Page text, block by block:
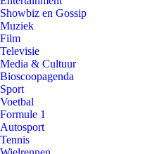
Showbiz en Gossip
Muziek
Film
Televisie
Media & Cultuur
Bioscoopagenda
Sport
Voetbal
Formule 1
Autosport
Tennis